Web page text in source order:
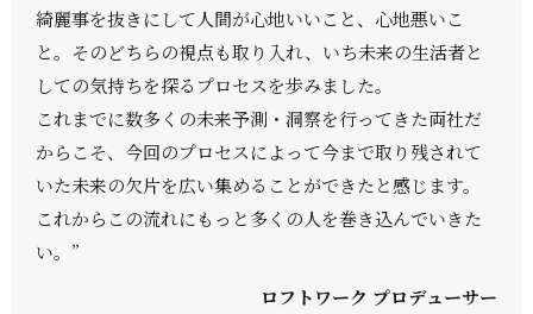
綺麗事を抜きにして人間が心地いいこと、心地悪いこ
と。そのどちらの視点も取り入れ、いち未来の生活者と
しての気持ちを探るプロセスを歩みました。
これまでに数多くの未来予測・洞察を行ってきた両社だ
からこそ、今回のプロセスによって今まで取り残されて
いた未来の欠片を広い集めることができたと感じます。
これからこの流れにもっと多くの人を巻き込んでいきた
い。”
ロフトワーク プロデューサー